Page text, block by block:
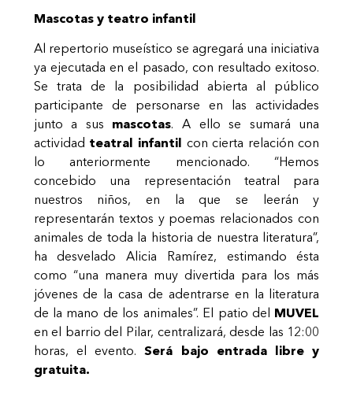
Mascotas y teatro infantil
Al repertorio museístico se agregará una iniciativa
ya ejecutada en el pasado, con resultado exitoso.
Se trata de la posibilidad abierta al público
participante de personarse en las actividades
junto a sus mascotas. A ello se sumará una
actividad teatral infantil con cierta relación con
lo anteriormente mencionado. “Hemos
concebido una representación teatral para
nuestros niños, en la que se leerán y
representarán textos y poemas relacionados con
animales de toda la historia de nuestra literatura”,
ha desvelado Alicia Ramírez, estimando ésta
como “una manera muy divertida para los más
jóvenes de la casa de adentrarse en la literatura
de la mano de los animales”. El patio del MUVEL
en el barrio del Pilar, centralizará, desde las 12:00
horas, el evento.Será bajo entrada libre y
gratuita.